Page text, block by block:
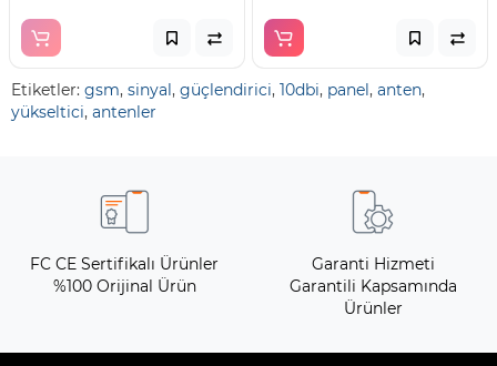
Etiketler: gsm, sinyal, güçlendirici, 10dbi, panel, anten,
yükseltici, antenler
FC CE Sertifikalı Ürünler
%100 Orijinal Ürün
Garanti Hizmeti
Garantili Kapsamında
Ürünler